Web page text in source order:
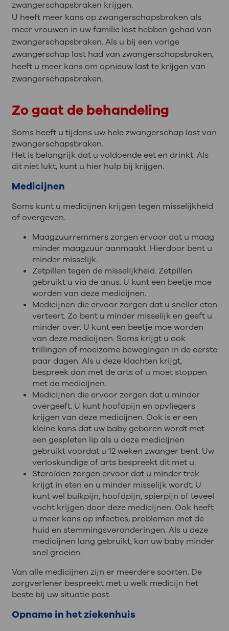
zwangerschapsbraken krijgen.
U heeft meer kans op zwangerschapsbraken als
meer vrouwen in uw familie last hebben gehad van
zwangerschapsbraken. Als u bij een vorige
zwangerschap last had van zwangerschapsbraken,
heeft u meer kans om opnieuw last te krijgen van
zwangerschapsbraken.
Zo gaat de behandeling
Soms heeft u tijdens uw hele zwangerschap last van
zwangerschapsbraken.
Het is belangrijk dat u voldoende eet en drinkt. Als
dit niet lukt, kunt u hier hulp bij krijgen.
Medicijnen
Soms kunt u medicijnen krijgen tegen misselijkheid
of overgeven.
Maagzuurremmers zorgen ervoor dat u maag
minder maagzuur aanmaakt. Hierdoor bent u
minder misselijk.
Zetpillen tegen de misselijkheid. Zetpillen
gebruikt u via de anus. U kunt een beetje moe
worden van deze medicijnen.
Medicijnen die ervoor zorgen dat u sneller eten
verteert. Zo bent u minder misselijk en geeft u
minder over. U kunt een beetje moe worden
van deze medicijnen. Soms krijgt u ook
trillingen of moeizame bewegingen in de eerste
paar dagen. Als u deze klachten krijgt,
bespreek dan met de arts of u moet stoppen
met de medicijnen.
Medicijnen die ervoor zorgen dat u minder
overgeeft. U kunt hoofdpijn en opvliegers
krijgen van deze medicijnen. Ook is er een
kleine kans dat uw baby geboren wordt met
een gespleten lip als u deze medicijnen
gebruikt voordat u 12 weken zwanger bent. Uw
verloskundige of arts bespreekt dit met u.
Steroïden zorgen ervoor dat u minder trek
krijgt in eten en u minder misselijk wordt. U
kunt wel buikpijn, hoofdpijn, spierpijn of teveel
vocht krijgen door deze medicijnen. Ook heeft
u meer kans op infecties, problemen met de
huid en stemmingsveranderingen. Als u deze
medicijnen lang gebruikt, kan uw baby minder
snel groeien.
Van alle medicijnen zijn er meerdere soorten. De
zorgverlener bespreekt met u welk medicijn het
beste bij uw situatie past.
Opname in het ziekenhuis